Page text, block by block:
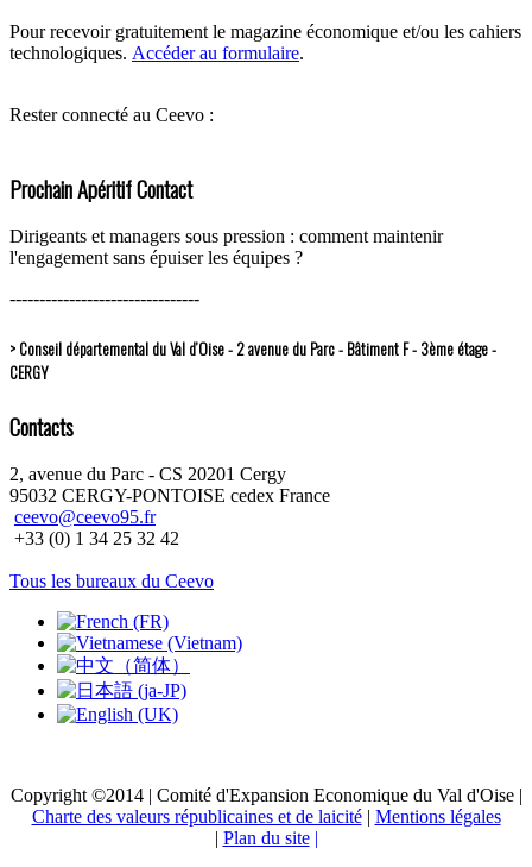
Pour recevoir gratuitement le magazine économique et/ou les cahiers
technologiques. Accéder au formulaire.
Rester connecté au Ceevo :
Prochain Apéritif Contact
Dirigeants et managers sous pression : comment maintenir
l'engagement sans épuiser les équipes ?
--------------------------------
> Conseil départemental du Val d’Oise - 2 avenue du Parc - Bâtiment F - 3ème étage -
CERGY
Contacts
2, avenue du Parc - CS 20201 Cergy
95032 CERGY-PONTOISE cedex France
ceevo@ceevo95.fr
+33 (0) 1 34 25 32 42
Tous les bureaux du Ceevo
Copyright ©2014 | Comité d'Expansion Economique du Val d'Oise |
Charte des valeurs républicaines et de laicité| Mentions légales
Plan du site